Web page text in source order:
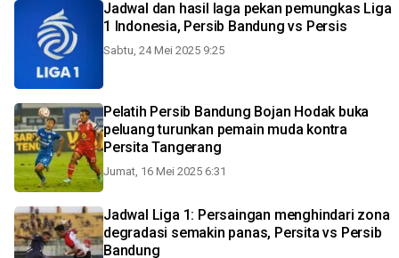
Jadwal dan hasil laga pekan pemungkas Liga
1 Indonesia, Persib Bandung vs Persis
Sabtu, 24 Mei 2025 9:25
Pelatih Persib Bandung Bojan Hodak buka
peluang turunkan pemain muda kontra
Persita Tangerang
Jumat, 16 Mei 2025 6:31
Jadwal Liga 1: Persaingan menghindari zona
degradasi semakin panas, Persita vs Persib
Bandung